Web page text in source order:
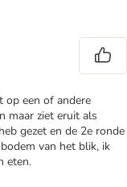
op een of andere
maar ziet eruit als
gezet en de 2e ronde
van het blik, ik
eten.